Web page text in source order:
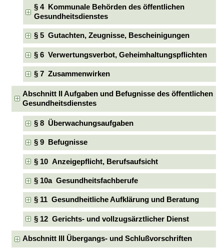
§ 4 Kommunale Behörden des öffentlichen
Gesundheitsdienstes
§ 5 Gutachten, Zeugnisse, Bescheinigungen
§ 6 Verwertungsverbot, Geheimhaltungspflichten
§ 7 Zusammenwirken
Abschnitt II Aufgaben und Befugnisse des öffentlichen
Gesundheitsdienstes
§ 8 Überwachungsaufgaben
§ 9 Befugnisse
§ 10 Anzeigepflicht, Berufsaufsicht
§ 10a Gesundheitsfachberufe
§ 11 Gesundheitliche Aufklärung und Beratung
§ 12 Gerichts- und vollzugsärztlicher Dienst
Abschnitt III Übergangs- und Schlußvorschriften